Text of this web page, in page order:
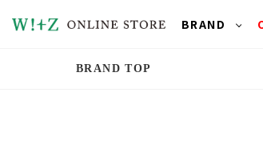
BRAND
BRAND TOP